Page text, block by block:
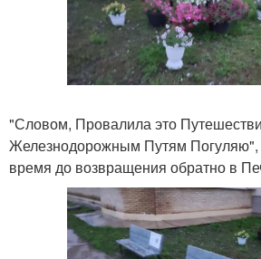
"Словом, Провалила это
Железнодорожным Путям Погуляю",
время до возвращения обратно в